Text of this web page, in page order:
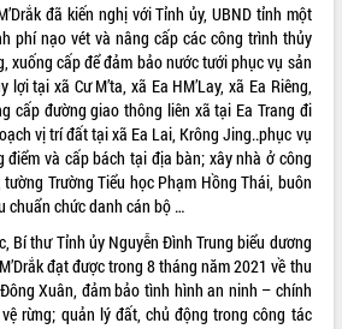
Tân
Kỷ
thực
bố
Đắk
tai
đã kiến nghị với Tỉnh ủy, UBND tỉnh một
phí nạo vét và nâng cấp các công trình thủy
xuống cấp để đảm bảo nước tưới phục vụ sản
tại xã Cư M’ta, xã Ea HM’Lay, xã Ea Riêng,
cấp đường giao thông liên xã tại Ea Trang đi
vị trí đất tại xã Ea Lai, Krông Jing..phục vụ
và cấp bách tại địa bàn; xây nhà ở công
Trường Tiểu học Phạm Hồng Thái, buôn
chuẩn chức danh cán bộ …
Bí thư Tỉnh ủy Nguyễn Đình Trung biểu dương
đạt được trong 8 tháng năm 2021 về thu
Xuân, đảm bảo tình hình an ninh – chính
rừng; quản lý đất, chủ động trong công tác